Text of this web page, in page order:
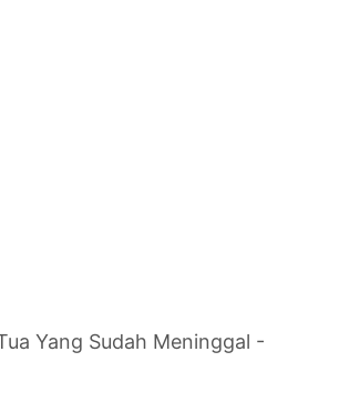
Yang Sudah Meninggal -